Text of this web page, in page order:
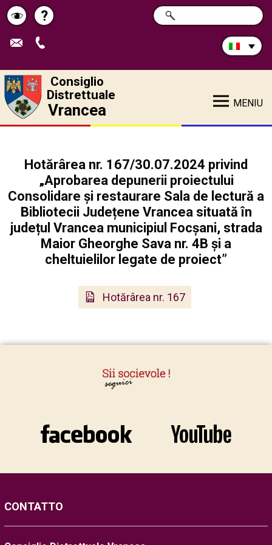
Schimbă
contrastul
Pagina
de
?
Cerca
nel
RICERCA
Consiglio
Distrettuale
Vrancea MENIU
Hotărârea nr. 167/30.07.2024 privind
„Aprobarea depunerii proiectului
Consolidare și restaurare Sala de lectură a
Bibliotecii Județene Vrancea situată în
județul Vrancea municipiul Focșani, strada
Maior Gheorghe Sava nr. 4B și a
cheltuielilor legate de proiect”
Hotărârea nr. 167
CONTATTO